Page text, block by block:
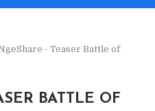
- Teaser Battle of
BATTLE OF